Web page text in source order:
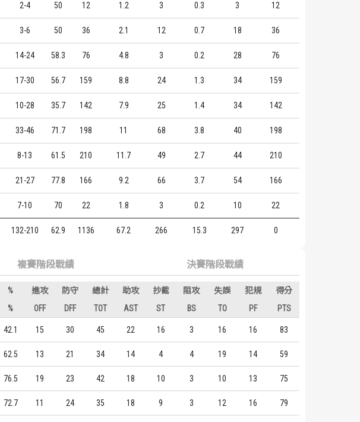
2-4 50 12 1.2 3 0.3 3 12
3-6 50 36 2.1 12 0.7 18 36
14-24 58.3 76 4.8 3 0.2 28 76
17-30 56.7 159 8.8 24 1.3 34 159
10-28 35.7 142 7.9 25 1.4 34 142
33-46 71.7 198 11 68 3.8 40 198
8-13 61.5 210 11.7 49 2.7 44 210
21-27 77.8 166 9.2 66 3.7 54 166
7-10 70 22 1.8 3 0.2 10 22
132-210 62.9 1136 67.2 266 15.3 297 0
複賽階段戰績 決賽階段戰績
% 進攻 防守 總計 助攻 抄截 阻攻 失誤 犯規
得分
% OFF DFF TOT AST ST BS TO PF PTS
42.1 15 30 45 22 16 3 16 16 83
62.5 13 21 34 14 4 4 19 14 59
76.5 19 23 42 18 10 3 10 13 75
72.7 11 24 35 18 9 3 12 16 79